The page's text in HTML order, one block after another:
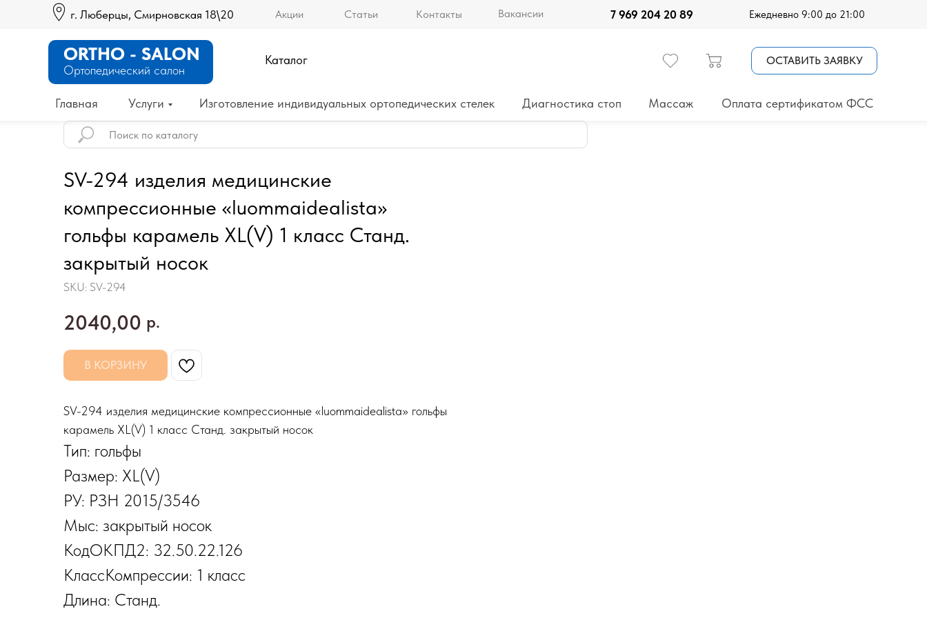
г. Люберцы, Смирновская 18\20 Ежедневно 9:00 до 21:00
7 969 204 20 89
Вакансии
Контакты
Статьи
Акции
Массаж
Главная
ОСТАВИТЬ ЗАЯВКУ
Оплата сертификатом ФСС
Изготовление индивидуальных ортопедических стелек Диагностика стоп
Ортопедический салон
ORTHO - SALON
Услуги
Каталог
SV-294 изделия медицинские
компрессионные «luommaidealista»
гольфы карамель XL(V) 1 класс Станд.
закрытый носок
SKU: SV-294
2040,00 р.
В КОРЗИНУ
SV-294 изделия медицинские компрессионные «luommaidealista» гольфы
карамель XL(V) 1 класс Станд. закрытый носок
Тип: гольфы
Размер: XL(V)
РУ: РЗН 2015/3546
Мыс: закрытый носок
КодОКПД2: 32.50.22.126
КлассКомпрессии: 1 класс
Длина: Станд.